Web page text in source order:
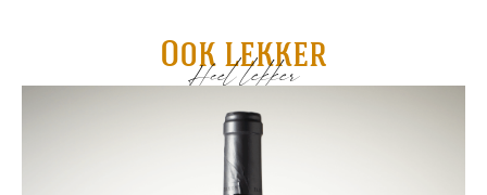
Ook lekker
Heel lekker